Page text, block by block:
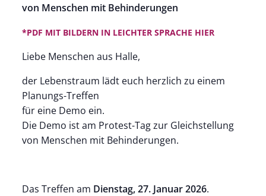
von Menschen mit Behinderungen
*PDF MIT BILDERN IN LEICHTER SPRACHE HIER
Liebe Menschen aus Halle,
der Lebenstraum lädt euch herzlich zu einem
Planungs-Treffen
für eine Demo ein.
Die Demo ist am Protest-Tag zur Gleichstellung
von Menschen mit Behinderungen.
Das Treffen am Dienstag, 27. Januar 2026.